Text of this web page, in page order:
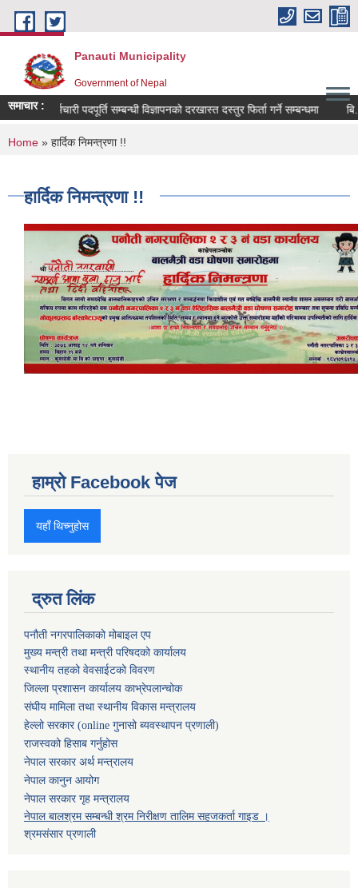
Skip to main content
Panauti Municipality
Government of Nepal
समाचार :कर्मचारी पदपूर्ति सम्बन्धी विज्ञापनको दरखास्त दस्तुर फिर्ता गर्ने सम्बन्धमा
You are here
Home » हार्दिक निमन्त्रणा !!
हार्दिक निमन्त्रणा !!
हाम्रो Facebook पेज
यहाँ थिच्नुहोस
द्रुत लिंक
पनौती नगरपालिकाको मोबाइल एप
मुख्य मन्त्री तथा मन्त्री परिषदको कार्यालय
स्थानीय तहको वेवसाईटको विवरण
जिल्ला प्रशासन कार्यालय काभ्रेपलान्चोक
संघीय मामिला तथा स्थानीय विकास मन्त्रालय
हेल्लो सरकार (online गुनासो ब्यवस्थापन प्रणाली)
राजस्वको हिसाब गर्नुहोस
नेपाल सरकार अर्थ मन्त्रालय
नेपाल कानुन आयोग
नेपाल सरकार गृह मन्त्रालय
नेपाल बालश्रम सम्बन्धी श्रम निरीक्षण तालिम सहजकर्ता गाइड ।
श्रमसंसार प्रणाली